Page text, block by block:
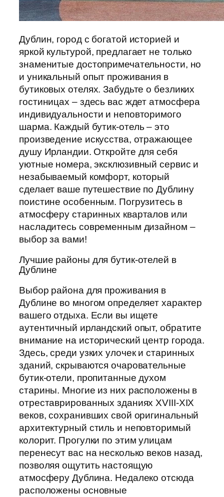
Дублин, город с богатой историей и
яркой культурой, предлагает не только
знаменитые достопримечательности, но
и уникальный опыт проживания в
бутиковых отелях. Забудьте о безликих
гостиницах – здесь вас ждет атмосфера
индивидуальности и неповторимого
шарма. Каждый бутик-отель – это
произведение искусства, отражающее
душу Ирландии. Откройте для себя
уютные номера, эксклюзивный сервис и
незабываемый комфорт, который
сделает ваше путешествие по Дублину
поистине особенным. Погрузитесь в
атмосферу старинных кварталов или
насладитесь современным дизайном –
выбор за вами!
Лучшие районы для бутик-отелей в
Дублине
Выбор района для проживания в
Дублине во многом определяет характер
вашего отдыха. Если вы ищете
аутентичный ирландский опыт, обратите
внимание на исторический центр города.
Здесь, среди узких улочек и старинных
зданий, скрываются очаровательные
бутик-отели, пропитанные духом
старины. Многие из них расположены в
отреставрированных зданиях XVIII-XIX
веков, сохранивших свой оригинальный
архитектурный стиль и неповторимый
колорит. Прогулки по этим улицам
перенесут вас на несколько веков назад,
позволяя ощутить настоящую
атмосферу Дублина. Недалеко отсюда
расположены основные